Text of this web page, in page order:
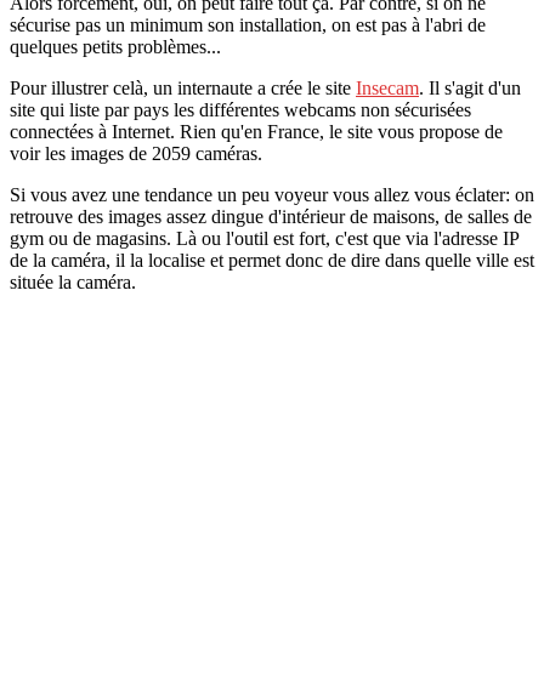
sécurise pas un minimum son installation, on est pas à l'abri de
quelques petits problèmes...
Pour illustrer celà, un internaute a crée le site Insecam. Il s'agit d'un
site qui liste par pays les différentes webcams non sécurisées
connectées à Internet. Rien qu'en France, le site vous propose de
voir les images de 2059 caméras.
Si vous avez une tendance un peu voyeur vous allez vous éclater: on
retrouve des images assez dingue d'intérieur de maisons, de salles de
gym ou de magasins. Là ou l'outil est fort, c'est que via l'adresse IP
de la caméra, il la localise et permet donc de dire dans quelle ville est
située la caméra.